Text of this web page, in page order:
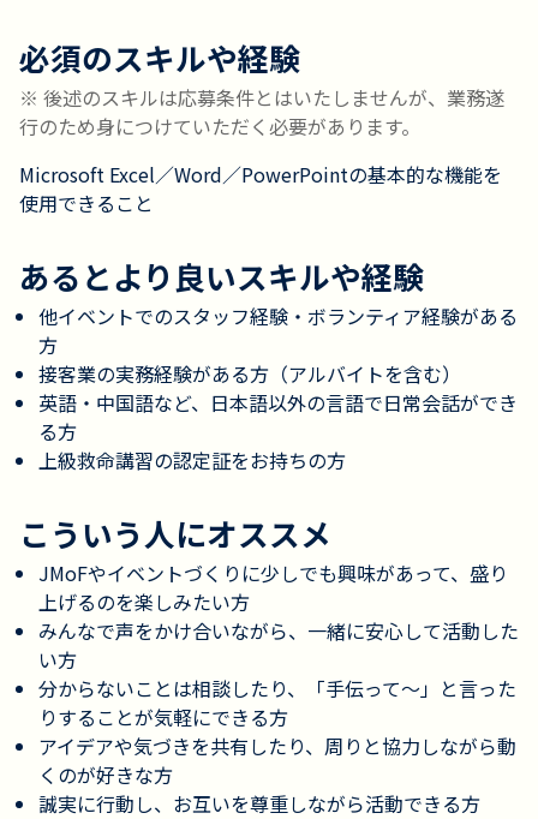
必須のスキルや経験
※ 後述のスキルは応募条件とはいたしませんが、業務遂
行のため身につけていただく必要があります。
Microsoft Excel／Word／PowerPointの基本的な機能を
使用できること
あるとより良いスキルや経験
他イベントでのスタッフ経験・ボランティア経験がある
方
接客業の実務経験がある方（アルバイトを含む）
英語・中国語など、日本語以外の言語で日常会話ができ
る方
上級救命講習の認定証をお持ちの方
こういう人にオススメ
JMoFやイベントづくりに少しでも興味があって、盛り
上げるのを楽しみたい方
みんなで声をかけ合いながら、一緒に安心して活動した
い方
分からないことは相談したり、「手伝って〜」と言った
りすることが気軽にできる方
アイデアや気づきを共有したり、周りと協力しながら動
くのが好きな方
誠実に行動し、お互いを尊重しながら活動できる方